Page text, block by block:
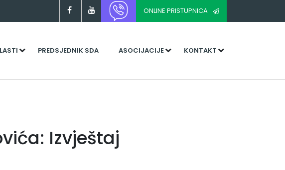
ONLINE PRISTUPNICA
PREDSJEDNIK SDA ASOCIJACIJE KONTAKT
Izvještaj